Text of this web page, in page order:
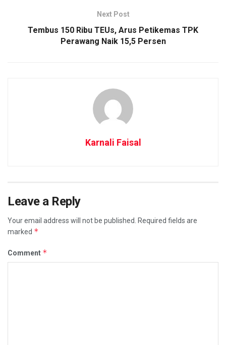
Next Post
Tembus 150 Ribu TEUs, Arus Petikemas TPK
Perawang Naik 15,5 Persen
Karnali Faisal
Leave a Reply
Your email address will not be published.
Required fields are
marked *
Comment *